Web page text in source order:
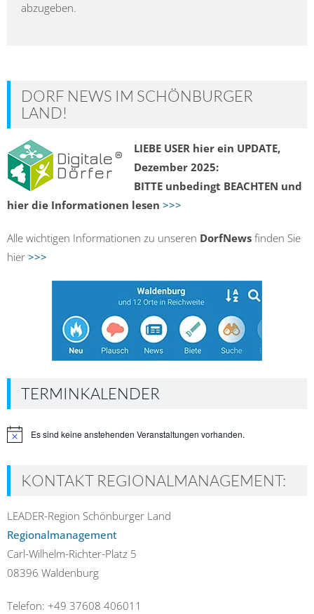
abzugeben.
DORF NEWS IM SCHÖNBURGER
LAND!
LIEBE USER hier ein UPDATE,
Dezember 2025:
BITTE unbedingt BEACHTEN und
hier die Informationen lesen >>>
Alle wichtigen Informationen zu unseren DorfNews finden Sie
hier >>>
TERMINKALENDER
HinweisEs sind keine anstehenden Veranstaltungen vorhanden.
KONTAKT REGIONALMANAGEMENT:
LEADER-Region Schönburger Land
Regionalmanagement
Carl-Wilhelm-Richter-Platz 5
08396 Waldenburg
Telefon: +49 37608 406011